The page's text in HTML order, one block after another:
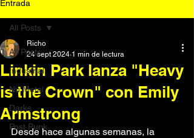
Entrada
All Posts
Industrial
Nu Metal
Darks
Post Punk
All Posts
Linkin Park lanza "Heavy
is the Crown" con Emily
Armstrong
Richo
24 sept 2024 1 min de lectura
Desde hace algunas semanas, la